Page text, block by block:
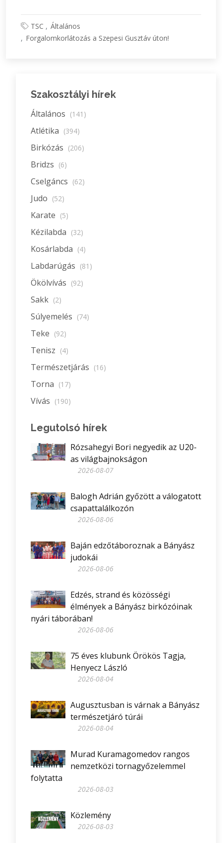
TSC
Általános
Forgalomkorlátozás a Szepesi Gusztáv úton!
Szakosztályi hírek
Általános (141)
Atlétika (394)
Birkózás (206)
Bridzs (6)
Cselgáncs (62)
Judo (52)
Karate (5)
Kézilabda (32)
Kosárlabda (4)
Labdarúgás (81)
Ökölvívás (92)
Sakk (2)
Súlyemelés (74)
Teke (92)
Tenisz (4)
Természetjárás (16)
Torna (17)
Vívás (190)
Legutolsó hírek
Rózsahegyi Bori negyedik az U20-
as világbajnokságon
2026-08-07
Balogh Adrián győzött a válogatott
csapattalálkozón
2026-08-06
Baján edzőtáboroznak a Bányász
judokái
2026-08-06
Edzés, strand és közösségi
élmények a Bányász birkózóinak
nyári táborában!
2026-08-06
75 éves klubunk Örökös Tagja,
Henyecz László
2026-08-04
Augusztusban is várnak a Bányász
természetjáró túrái
2026-08-04
Murad Kuramagomedov rangos
nemzetközi tornagyőzelemmel
folytatta
2026-08-03
Közlemény
2026-08-03